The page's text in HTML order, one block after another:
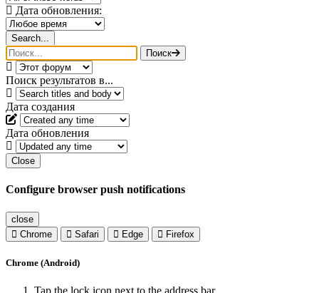
Дата обновления:
Search...
Поиск
Поиск результатов в...
Дата создания
Дата обновления
Close
Configure browser push notifications
close
Chrome
Safari Edge Firefox
Chrome (Android)
Tap the lock icon next to the address bar.